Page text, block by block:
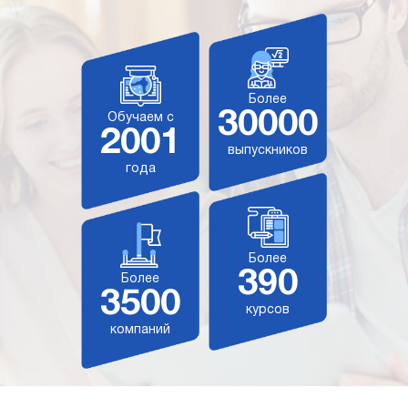
Обучаем с
2001
года
Более
30000
выпускников
Более
3500
компаний
Более
390
курсов